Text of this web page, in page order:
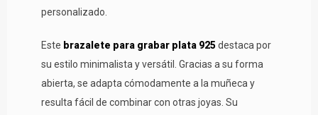
personalizado.
Este brazalete para grabar plata 925destaca por
su estilo minimalista y versátil. Gracias a su forma
abierta, se adapta cómodamente a la muñeca y
resulta fácil de combinar con otras joyas. Su